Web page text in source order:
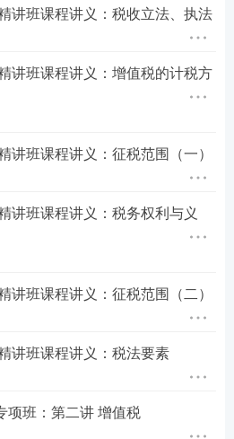
讲班课程讲义：税收立法、执法
讲班课程讲义：增值税的计税方
讲班课程讲义：征税范围（一）
讲班课程讲义：税务权利与义
讲班课程讲义：征税范围（二）
讲班课程讲义：税法要素
项班：第二讲 增值税